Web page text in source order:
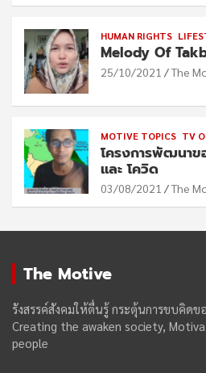
HUMAN RIGHTS
Melody Of
25/10/2021 The
MOTIVE TOPICS TV
โครงการพัฒนา
และ โควิด
03/08/2021 The
The Motive
รังสรรค์สังคมให้ตื่นรู้ กระตุ้นการขบคิดข
Creating the awaken society,
people